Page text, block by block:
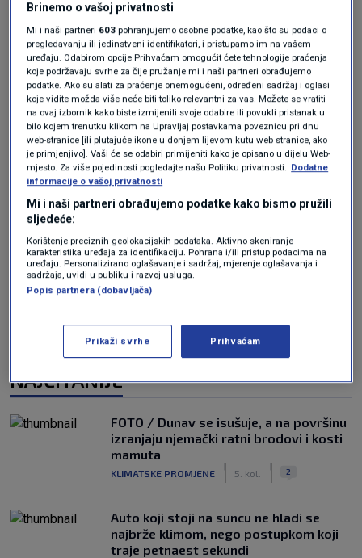
Oglas
Oglas
NAJČITANIJE
FOTO / Dunav se isušuje, a na površinu
izranjaju njemački ratni brodovi i kosti
mamuta
KLIMATSKE PROMJENE 5. kol. 2
Auto koji stoji na suncu ne hladi se
najbrže klimom, nego postupkom koji
traje petnaest sekundi
Brinemo o vašoj privatnosti
Mi i naši partneri 603 pohranjujemo osobne podatke, kao što su podaci o
pregledavanju ili jedinstveni identifikatori, i pristupamo im na vašem
uređaju. Odabirom opcije Prihvaćam omogućit ćete tehnologije praćenja
koje podržavaju svrhe za čije pružanje mi i naši partneri obrađujemo
podatke. Ako su alati za praćenje onemogućeni, određeni sadržaj i oglasi
koje vidite možda više neće biti toliko relevantni za vas. Možete se vratiti
na ovaj izbornik kako biste izmijenili svoje odabire ili povukli pristanak u
bilo kojem trenutku klikom na Upravljaj postavkama poveznicu pri dnu
web-stranice [ili plutajuće ikone u donjem lijevom kutu web stranice, ako
je primjenjivo]. Vaši će se odabiri primijeniti kako je opisano u dijelu Web-
mjesto. Za više pojedinosti pogledajte našu Politiku privatnosti. Dodatne
informacije o vašoj privatnosti
Mi i naši partneri obrađujemo podatke kako bismo pružili
sljedeće:
Korištenje preciznih geolokacijskih podataka. Aktivno skeniranje
karakteristika uređaja za identifikaciju. Pohrana i/ili pristup podacima na
uređaju. Personalizirano oglašavanje i sadržaj, mjerenje oglašavanja i
sadržaja, uvidi u publiku i razvoj usluga.
Popis partnera (dobavljača)
Prikaži svrhe Prihvaćam